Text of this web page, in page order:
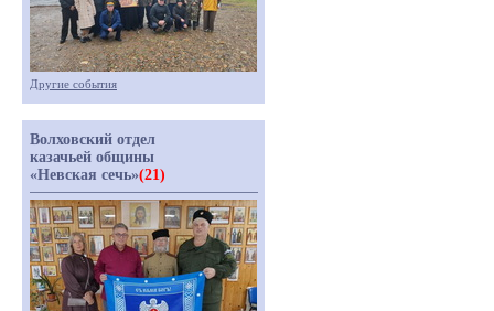
Другие события
Волховский отдел
казачьей общины
«Невская сечь»(21)